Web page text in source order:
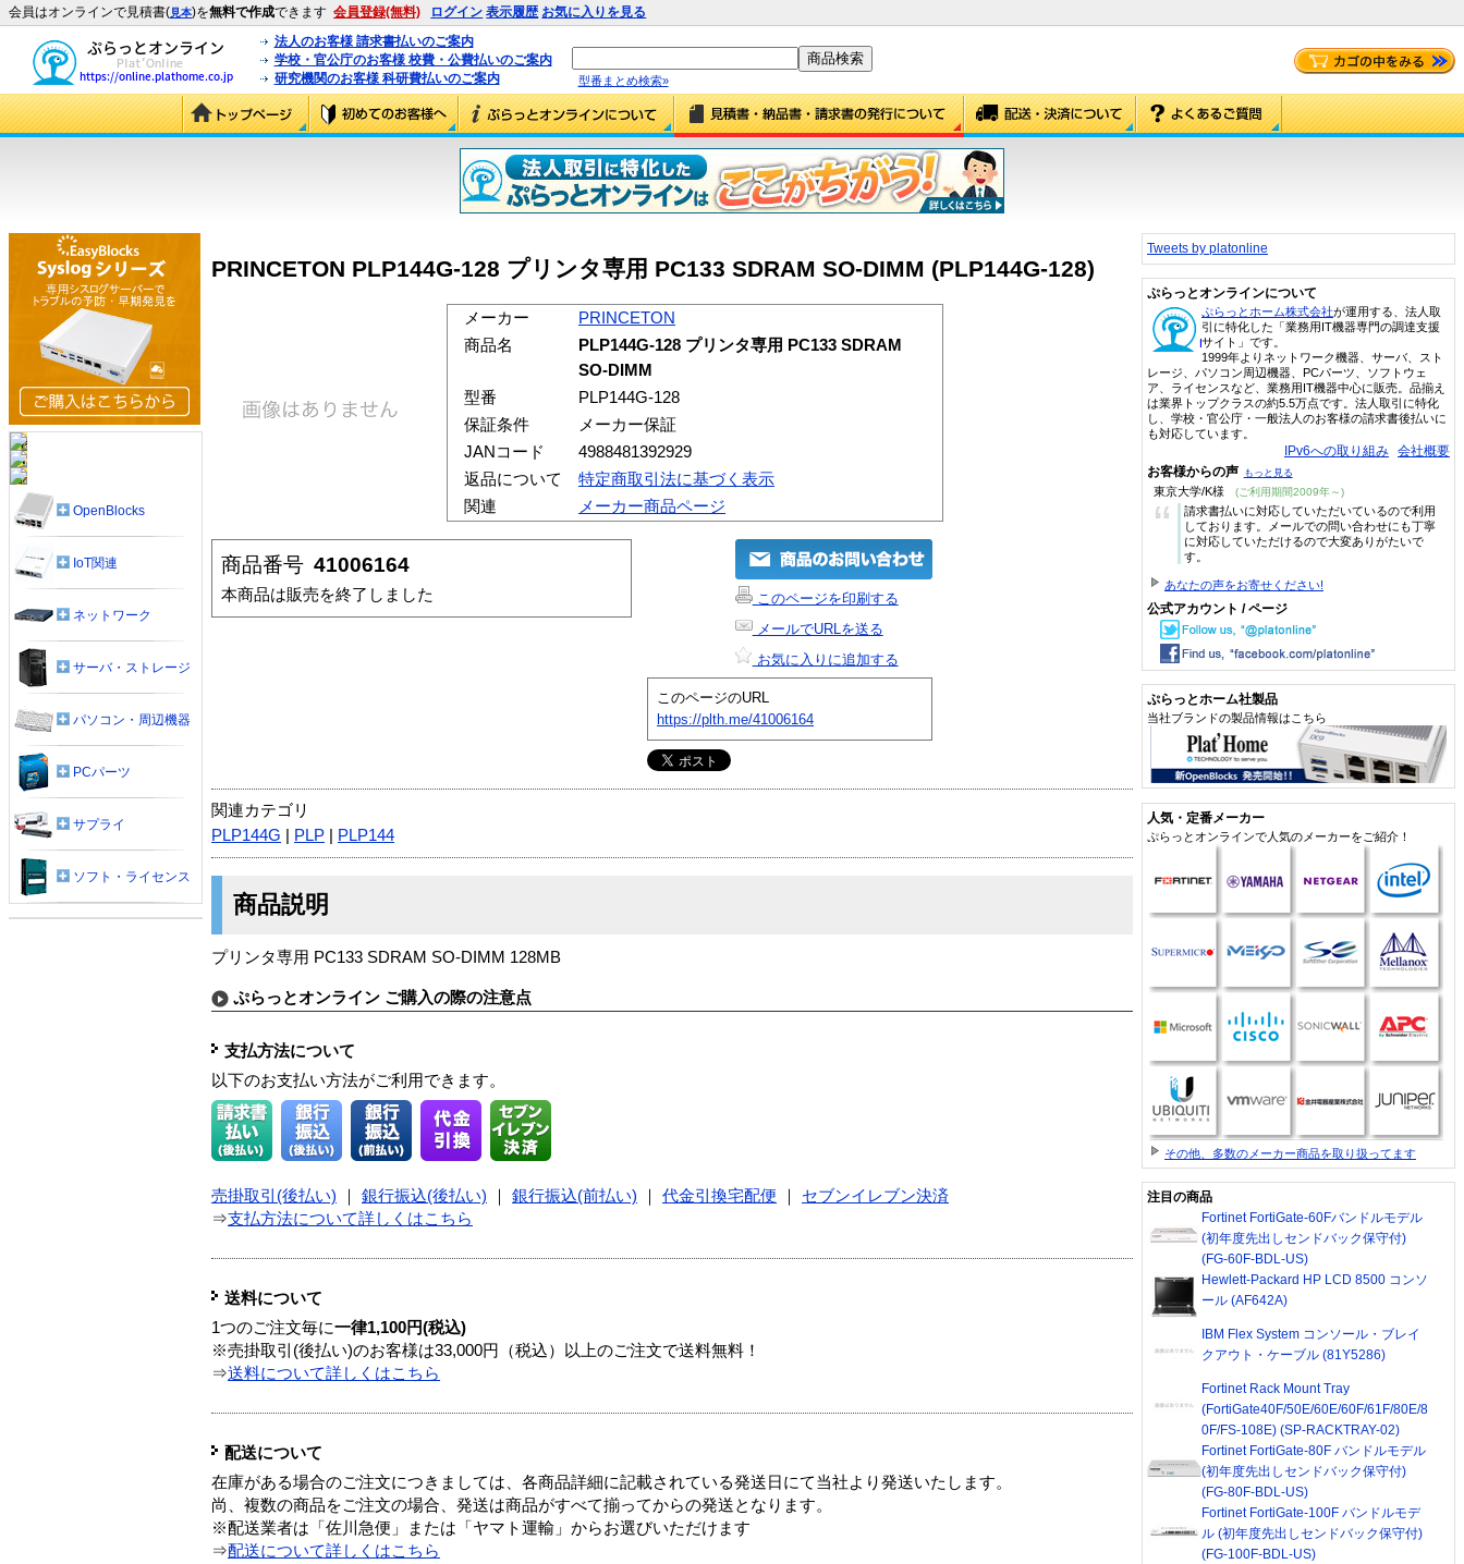
会員はオンラインで見積書(見本)を無料で作成できます 会員登録(無料) ログイン 表示履歴 お気に入りを見る
法人のお客様 請求書払いのご案内
学校・官公庁のお客様 校費・公費払いのご案内
研究機関のお客様 科研費払いのご案内
型番まとめ検索»
PRINCETON PLP144G-128 プリンタ専用 PC133 SDRAM SO-DIMM (PLP144G-128)
メーカー
PRINCETON
商品名
PLP144G-128 プリンタ専用 PC133 SDRAM
SO-DIMM
型番
PLP144G-128
保証条件
メーカー保証
JANコード
4988481392929
返品について
特定商取引法に基づく表示
関連
メーカー商品ページ
商品番号 41006164
本商品は販売を終了しました
このページを印刷する
メールでURLを送る
お気に入りに追加する
このページのURL
https://plth.me/41006164
関連カテゴリ
PLP144G
PLP PLP144
商品説明
プリンタ専用 PC133 SDRAM SO-DIMM 128MB
ぷらっとオンライン ご購入の際の注意点
支払方法について
以下のお支払い方法がご利用できます。
売掛取引(後払い) 銀行振込(後払い) 銀行振込(前払い) 代金引換宅配便
セブンイレブン決済
⇒支払方法について詳しくはこちら
送料について
1つのご注文毎に一律1,100円(税込)
※売掛取引(後払い)のお客様は33,000円（税込）以上のご注文で送料無料！
⇒送料について詳しくはこちら
配送について
在庫がある場合のご注文につきましては、各商品詳細に記載されている発送日にて当社より発送いたします。
尚、複数の商品をご注文の場合、発送は商品がすべて揃ってからの発送となります。
※配送業者は「佐川急便」または「ヤマト運輸」からお選びいただけます
⇒配送について詳しくはこちら
OpenBlocks
IoT関連
ネットワーク
サーバ・ストレージ
パソコン・周辺機器
PCパーツ
サプライ
ソフト・ライセンス
Tweets by platonline
ぷらっとオンラインについて
ぷらっとホーム株式会社が運用する、法人取
引に特化した「業務用IT機器専門の調達支援
サイト」です。
1999年よりネットワーク機器、サーバ、スト
レージ、パソコン周辺機器、PCパーツ、ソフトウェ
ア、ライセンスなど、業務用IT機器中心に販売。品揃え
は業界トップクラスの約5.5万点です。法人取引に特化
し、学校・官公庁・一般法人のお客様の請求書後払いに
も対応しています。
IPv6への取り組み 会社概要
お客様からの声 もっと見る
東京大学/K様 (ご利用期間2009年～)
“
請求書払いに対応していただいているので利用
しております。メールでの問い合わせにも丁寧
に対応していただけるので大変ありがたいで
す。
あなたの声をお寄せください!
公式アカウント / ページ
ぷらっとホーム社製品
当社ブランドの製品情報はこちら
人気・定番メーカー
ぷらっとオンラインで人気のメーカーをご紹介！
その他、多数のメーカー商品を取り扱ってます
注目の商品
Fortinet FortiGate-60Fバンドルモデル
(初年度先出しセンドバック保守付)
(FG-60F-BDL-US)
Hewlett-Packard HP LCD 8500 コンソ
ール (AF642A)
IBM Flex System コンソール・ブレイ
クアウト・ケーブル (81Y5286)
Fortinet Rack Mount Tray
(FortiGate40F/50E/60E/60F/61F/80E/8
0F/FS-108E) (SP-RACKTRAY-02)
Fortinet FortiGate-80F バンドルモデル
(初年度先出しセンドバック保守付)
(FG-80F-BDL-US)
Fortinet FortiGate-100F バンドルモデ
ル (初年度先出しセンドバック保守付)
(FG-100F-BDL-US)